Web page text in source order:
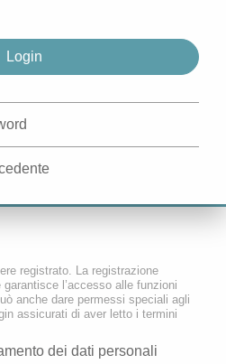
registrato. La registrazione
l’accesso alle funzioni
anche dare permessi speciali agli
assicurati di aver letto i termini
dei dati personali